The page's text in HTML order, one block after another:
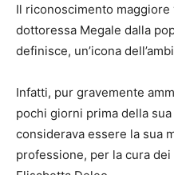
Il riconoscimento
dottoressa Megale dalla
definisce, un’icona
Infatti, pur gravemente
pochi giorni prima della
considerava essere la sua
professione, per la cura